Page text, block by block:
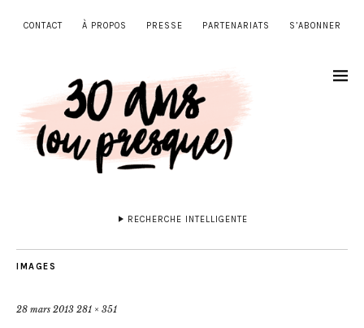
CONTACT À PROPOS PRESSE PARTENARIATS S’ABONNER
RECHERCHE INTELLIGENTE
IMAGES
28 mars 2013 281 × 351